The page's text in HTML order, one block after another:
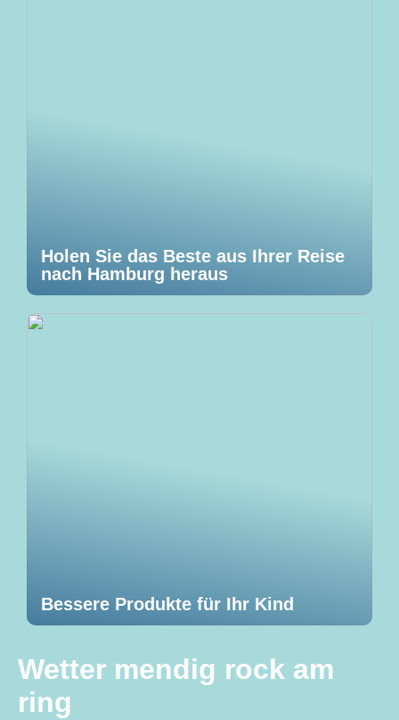
Holen Sie das Beste aus Ihrer Reise
nach Hamburg heraus
Bessere Produkte für Ihr Kind
Wetter mendig rock am
ring